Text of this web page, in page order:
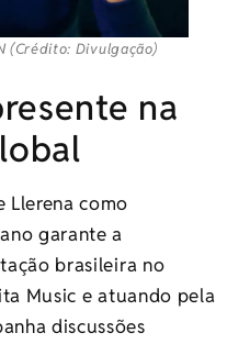
(Crédito: Divulgação)
na
Llerena como
garante a
brasileira no
Music e atuando pela
discussões